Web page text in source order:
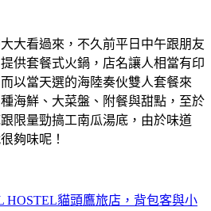
大看過來，不久前平日中午跟朋友
供套餐式火鍋，店名讓人相當有印
以當天選的海陸奏伙雙人套餐來
海鮮、大菜盤、附餐與甜點，至於
限量勁搞工南瓜湯底，由於味道
夠味呢！
HOSTEL貓頭鷹旅店，背包客與小